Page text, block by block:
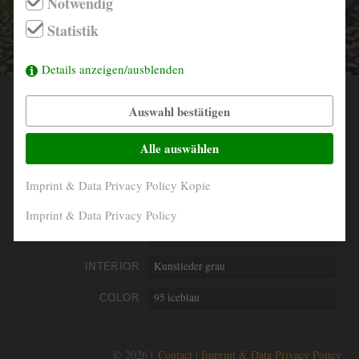
YEAR 1968
87.766 Km abgelesen
INTERIOR Kunstleder grau
COLOR 95 iceblau
© 2026 | Contact Imprint & Data Privacy Policy
Statistik
Details anzeigen/ausblenden
Auswahl bestätigen
Alle auswählen
Imprint & Data Privacy Policy Kopie
Imprint & Data Privacy Policy